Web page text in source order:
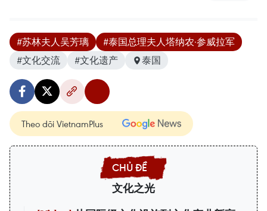
#苏林夫人吴芳璃
#泰国总理夫人塔纳农·参威拉军
#文化交流
#文化遗产 泰国
Theo dõi VietnamPlus
文化之光